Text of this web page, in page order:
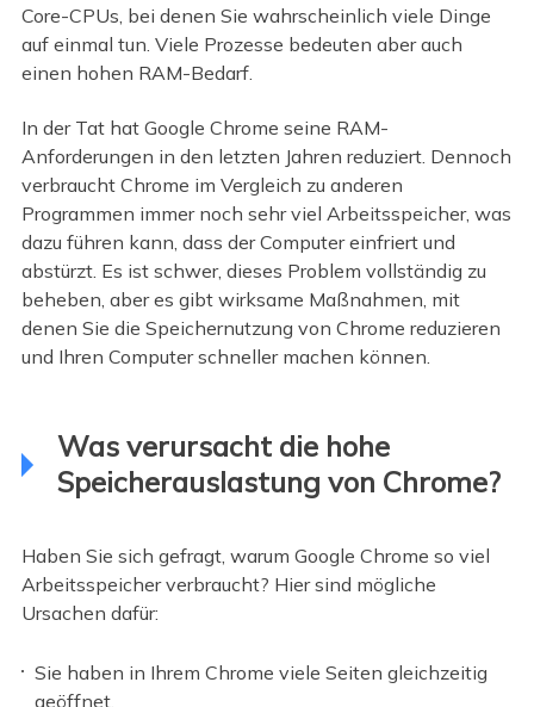
Core-CPUs, bei denen Sie wahrscheinlich viele Dinge
auf einmal tun. Viele Prozesse bedeuten aber auch
einen hohen RAM-Bedarf.
In der Tat hat Google Chrome seine RAM-
Anforderungen in den letzten Jahren reduziert. Dennoch
verbraucht Chrome im Vergleich zu anderen
Programmen immer noch sehr viel Arbeitsspeicher, was
dazu führen kann, dass der Computer einfriert und
abstürzt. Es ist schwer, dieses Problem vollständig zu
beheben, aber es gibt wirksame Maßnahmen, mit
denen Sie die Speichernutzung von Chrome reduzieren
und Ihren Computer schneller machen können.
Was verursacht die hohe
Speicherauslastung von Chrome?
Haben Sie sich gefragt, warum Google Chrome so viel
Arbeitsspeicher verbraucht? Hier sind mögliche
Ursachen dafür:
Sie haben in Ihrem Chrome viele Seiten gleichzeitig
geöffnet.